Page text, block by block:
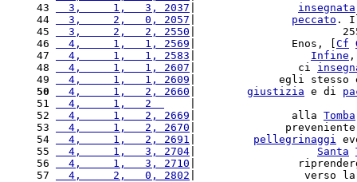
43
  3,     1,   3, 2037
insegnata
44
  3,     2,   0, 2057
peccato .
45
  3,     2,   2, 2550
|                       2550
46
  4,     1,   1, 2569
|               Enos, [ Cf
47
  4,     1,   1, 2583
Infine
48
  4,     1,   1, 2607
|                ci
49
  4,     1,   1, 2609
|             egli stesso
50
  4,     1,   2, 2660
giustizia e di
51
  4,     1,   2
52
  4,     1,   2, 2669
|               alla Tomba
53
  4,     1,   2, 2670
|
54
  4,     1,   2, 2691
pellegrinaggi
55
  4,     1,   3, 2704
Santa
56
  4,     1,   3, 2710
|
57
  4,     2,   0, 2802
|                 verso la